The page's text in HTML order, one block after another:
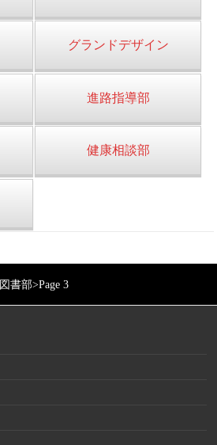
グランドデザイン
進路指導部
健康相談部
図書部>Page 3